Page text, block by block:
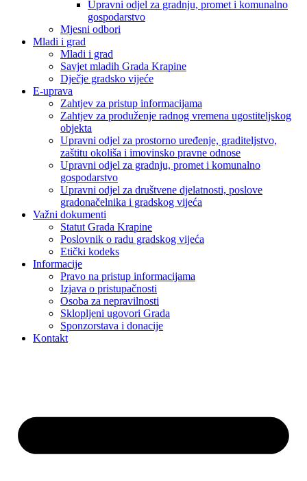
Upravni odjel za gradnju, promet i komunalno
gospodarstvo
Mjesni odbori
Mladi i grad
Mladi i grad
Savjet mladih Grada Krapine
Dječje gradsko vijeće
E-uprava
Zahtjev za pristup informacijama
Zahtjev za produženje radnog vremena ugostiteljskog
objekta
Upravni odjel za prostorno uređenje, graditeljstvo,
zaštitu okoliša i imovinsko pravne odnose
Upravni odjel za gradnju, promet i komunalno
gospodarstvo
Upravni odjel za društvene djelatnosti, poslove
gradonačelnika i gradskog vijeća
Važni dokumenti
Statut Grada Krapine
Poslovnik o radu gradskog vijeća
Etički kodeks
Informacije
Pravo na pristup informacijama
Izjava o pristupačnosti
Osoba za nepravilnosti
Sklopljeni ugovori Grada
Sponzorstava i donacije
Kontakt